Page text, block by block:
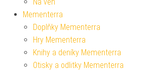
Mementerra
Doplňky Mementerra
Hry Mementerra
Knihy a deníky Mementerra
Otisky a odlitky Mementerra